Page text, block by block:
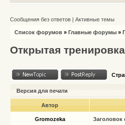
Сообщения без ответов | Активные темы
Список форумов » Главные форумы »
Открытая
Версия для печати
Автор
Gromozeka Заголовок